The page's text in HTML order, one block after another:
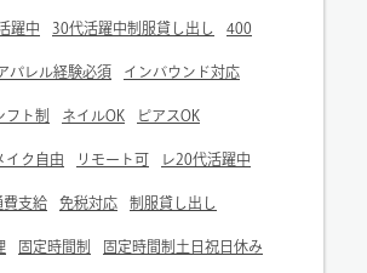
躍中 30代活躍中制服貸し出し 400
パレル経験必須 インバウンド対応
フト制 ネイルOK ピアスOK
イク自由 リモート可 レ20代活躍中
費支給 免税対応 制服貸し出し
固定時間制 固定時間制土日祝日休み